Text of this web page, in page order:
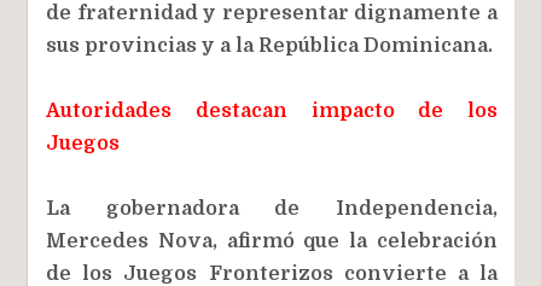
de fraternidad y representar dignamente a
sus provincias y a la República Dominicana.
Autoridades destacan impacto de los
Juegos
La gobernadora de Independencia,
Mercedes Nova, afirmó que la celebración
de los Juegos Fronterizos convierte a la